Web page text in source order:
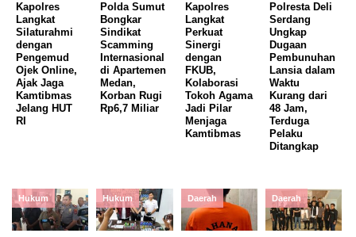
Kapolres
Langkat
Silaturahmi
dengan
Pengemud
Ojek Online,
Ajak Jaga
Kamtibmas
Jelang HUT
RI
Polda Sumut
Bongkar
Sindikat
Scamming
Internasional
di Apartemen
Medan,
Korban Rugi
Rp6,7 Miliar
Kapolres
Langkat
Perkuat
Sinergi
dengan
FKUB,
Kolaborasi
Tokoh Agama
Jadi Pilar
Menjaga
Kamtibmas
Polresta Deli
Serdang
Ungkap
Dugaan
Pembunuhan
Lansia dalam
Waktu
Kurang dari
48 Jam,
Terduga
Pelaku
Ditangkap
Hukum Hukum Daerah Daerah